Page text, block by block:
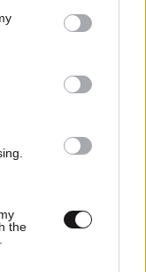
You may click to
party tags to
in below Google
the